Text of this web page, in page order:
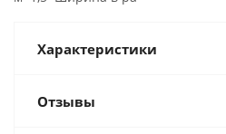
Характеристики
Отзывы